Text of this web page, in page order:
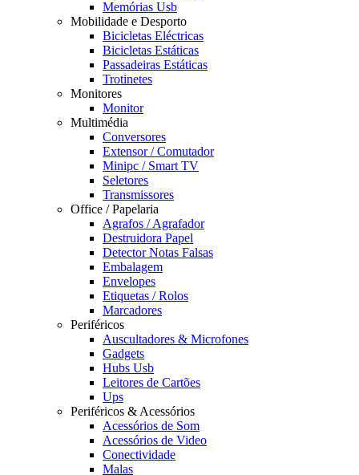
Memórias Usb
Mobilidade e Desporto
Bicicletas Eléctricas
Bicicletas Estáticas
Passadeiras Estáticas
Trotinetes
Monitores
Monitor
Multimédia
Conversores
Extensor / Comutador
Minipc / Smart TV
Seletores
Transmissores
Office / Papelaria
Agrafos / Agrafador
Destruidora Papel
Detector Notas Falsas
Embalagem
Envelopes
Etiquetas / Rolos
Marcadores
Periféricos
Auscultadores & Microfones
Gadgets
Hubs Usb
Leitores de Cartões
Ups
Periféricos & Acessórios
Acessórios de Som
Acessórios de Video
Conectividade
Malas